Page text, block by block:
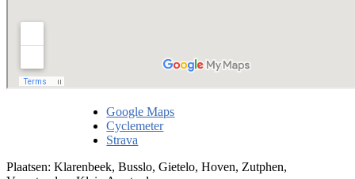
Google Maps
Cyclemeter
Strava
Plaatsen: Klarenbeek, Busslo, Gietelo, Hoven, Zutphen,